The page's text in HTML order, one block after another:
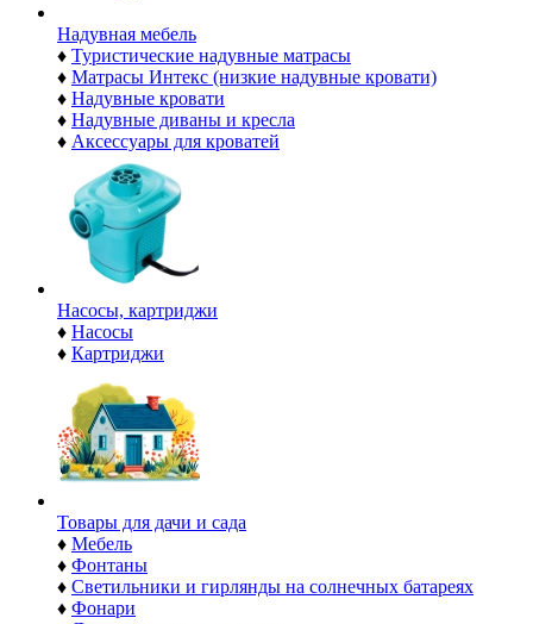
Надувная мебель
♦ Туристические надувные матрасы
♦ Матрасы Интекс (низкие надувные кровати)
♦ Надувные кровати
♦ Надувные диваны и кресла
♦ Аксессуары для кроватей
Насосы, картриджи
♦ Насосы
♦ Картриджи
Товары для дачи и сада
♦ Мебель
♦ Фонтаны
♦ Светильники и гирлянды на солнечных батареях
♦ Фонари